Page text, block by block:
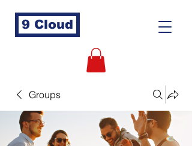
9 Cloud
Groups